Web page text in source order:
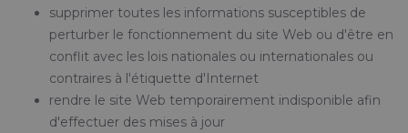
supprimer toutes les informations susceptibles de
perturber le fonctionnement du site Web ou d'être en
conflit avec les lois nationales ou internationales ou
contraires à l'étiquette d'Internet
rendre le site Web temporairement indisponible afin
d'effectuer des mises à jour